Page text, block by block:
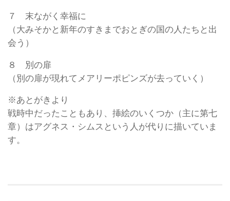
７ 末ながく幸福に
（大みそかと新年のすきまでおとぎの国の人たちと出
会う）
８ 別の扉
（別の扉が現れてメアリーポピンズが去っていく）
※あとがきより
戦時中だったこともあり、挿絵のいくつか（主に第七
章）はアグネス・シムスという人が代りに描いていま
す。